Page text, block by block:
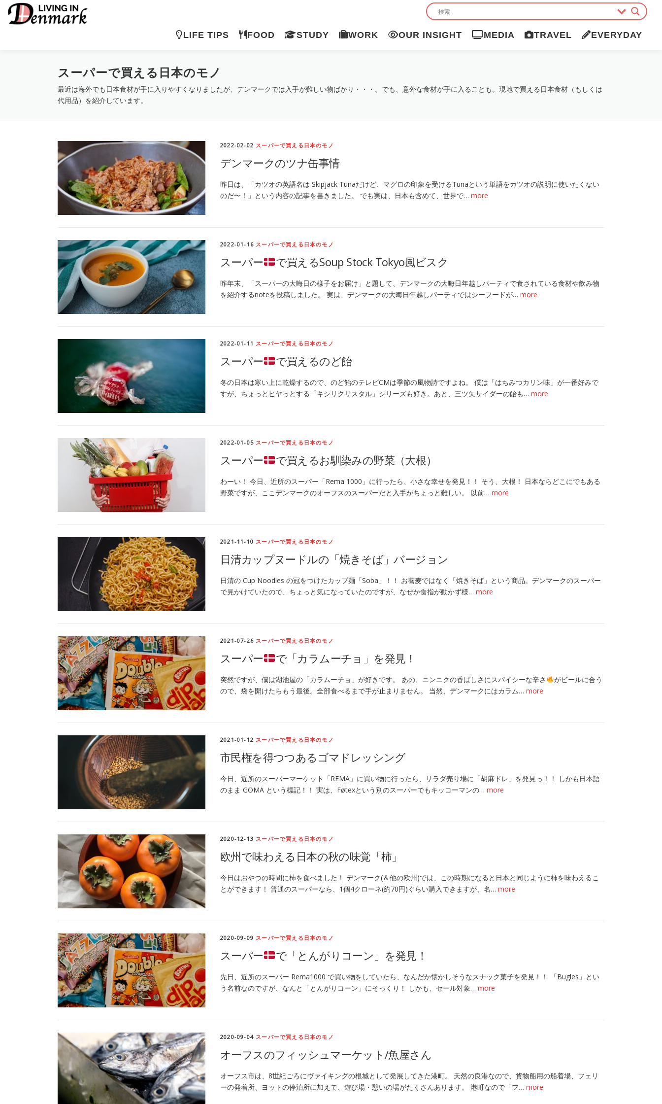
ツ
LIFE TIPS FOOD STUDY WORK OUR INSIGHT MEDIA TRAVEL EVERYDAY
スーパーで買える日本のモノ
最近は海外でも日本食材が手に入りやすくなりましたが、デンマークでは入手が難しい物ばかり・・・。でも、意外な食材が手に入ることも。現地で買える日本食材（もしくは
代用品）を紹介しています。
2022-02-02 スーパーで買える日本のモノ
デンマークのツナ缶事情
昨日は、「カツオの英語名は Skipjack Tunaだけど、マグロの印象を受けるTunaという単語をカツオの説明に使いたくない
のだ〜！」という内容の記事を書きました。 でも実は、日本も含めて、世界で… more
2022-01-16 スーパーで買える日本のモノ
スーパー で買えるSoup Stock Tokyo風ビスク
昨年末、「スーパーの大晦日の様子をお届け」と題して、デンマークの大晦日年越しパーティで食されている食材や飲み物
を紹介するnoteを投稿しました。 実は、デンマークの大晦日年越しパーティではシーフードが… more
2022-01-11 スーパーで買える日本のモノ
スーパー で買えるのど飴
冬の日本は寒い上に乾燥するので、のど飴のテレビCMは季節の風物詩ですよね。 僕は「はちみつカリン味」が一番好みで
すが、ちょっとヒヤっとする「キシリクリスタル」シリーズも好き。あと、三ツ矢サイダーの飴も… more
2022-01-05 スーパーで買える日本のモノ
スーパー で買えるお馴染みの野菜（大根）
わーい！ 今日、近所のスーパー「Rema 1000」に行ったら、小さな幸せを発見！！ そう、大根！ 日本ならどこにでもある
野菜ですが、ここデンマークのオーフスのスーパーだと入手がちょっと難しい。 以前… more
2021-11-10 スーパーで買える日本のモノ
日清カップヌードルの「焼きそば」バージョン
日清の Cup Noodles の冠をつけたカップ麺「Soba」！！ お蕎麦ではなく「焼きそば」という商品。デンマークのスーパー
で見かけていたので、ちょっと気になっていたのですが、なぜか食指が動かず様… more
2021-07-26 スーパーで買える日本のモノ
スーパー で「カラムーチョ」を発見！
突然ですが、僕は湖池屋の「カラムーチョ」が好きです。 あの、ニンニクの香ばしさにスパイシーな辛さ
がビールに合う
ので、袋を開けたらもう最後。全部食べるまで手が止まりません。 当然、デンマークにはカラム… more
2021-01-12 スーパーで買える日本のモノ
市民権を得つつあるゴマドレッシング
今日、近所のスーパーマーケット「REMA」に買い物に行ったら、サラダ売り場に「胡麻ドレ」を発見っ！！ しかも日本語
のまま GOMA という標記！！ 実は、Føtexという別のスーパーでもキッコーマンの… more
2020-12-13 スーパーで買える日本のモノ
欧州で味わえる日本の秋の味覚「柿」
今日はおやつの時間に柿を食べました！ デンマーク(＆他の欧州)では、この時期になると日本と同じように柿を味わえるこ
とができます！ 普通のスーパーなら、1個4クローネ(約70円)ぐらい購入できますが、名… more
2020-09-09 スーパーで買える日本のモノ
スーパー で「とんがりコーン」を発見！
先日、近所のスーパー Rema1000 で買い物をしていたら、なんだか懐かしそうなスナック菓子を発見！！ 「Bugles」とい
う名前なのですが、なんと「とんがりコーン」にそっくり！ しかも、セール対象… more
2020-09-04 スーパーで買える日本のモノ
オーフスのフィッシュマーケット/魚屋さん
オーフス市は、8世紀ごろにヴァイキングの根城として発展してきた港町。 天然の良港なので、貨物船用の船着場、フェリ
ーの発着所、ヨットの停泊所に加えて、遊び場・憩いの場がたくさんあります。 港町なので「フ… more